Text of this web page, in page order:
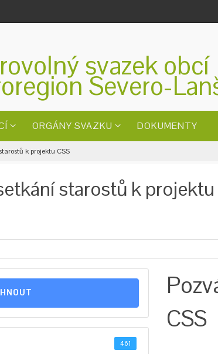
svazek obcí
Severo-
ORGÁNY SVAZKU DOKUMENTY
k projektu CSS
starostů k projektu
461
CSS